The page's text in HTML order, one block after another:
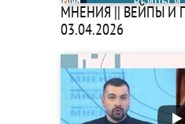
МНЕНИЯ || ВЕЙПЫ И
03.04.2026